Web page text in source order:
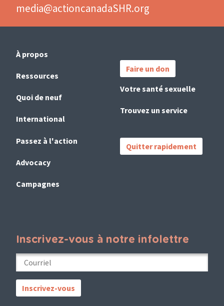
media@actioncanadaSHR.org
Main
navigation
(French)
À propos
Ressources
Quoi de neuf
International
Passez à l'action
Advocacy
Campagnes
Links
Faire un don
Votre santé sexuelle
Trouvez un service
Quitter rapidement
Inscrivez-vous à notre infolettre